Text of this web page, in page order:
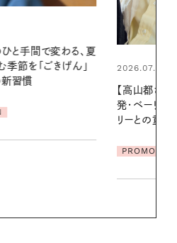
けも素敵な大人の
2026.06.01
える夜の爽